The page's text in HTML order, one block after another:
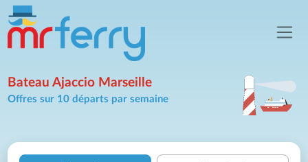
Bateau Ajaccio Marseille
Offres sur 10 départs par semaine